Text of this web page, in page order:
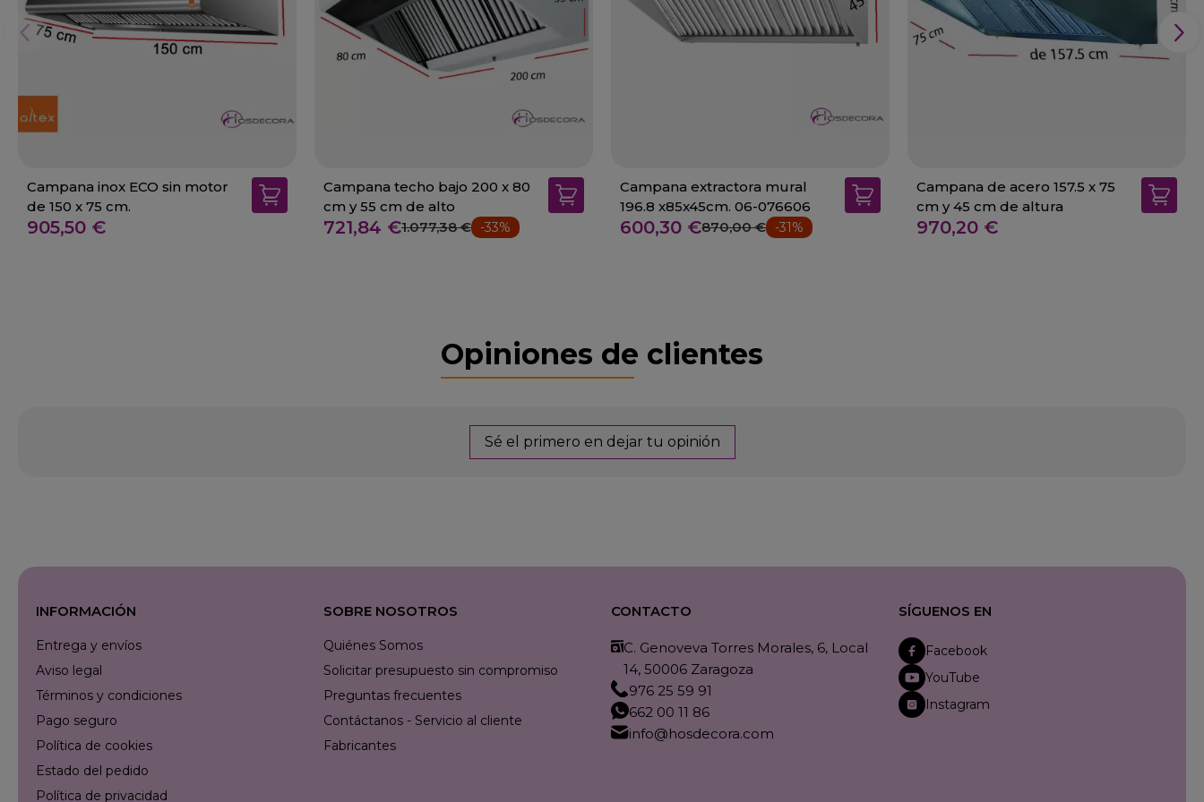
Campana inox ECO sin motor
de 150 x 75 cm.
905,50 €
Campana techo bajo 200 x 80
cm y 55 cm de alto
721,84 €1.077,38 € -33%
Campana extractora mural
196.8 x85x45cm. 06-076606
600,30 €870,00 € -31%
Campana de acero 157.5 x 75
cm y 45 cm de altura
970,20 €
Opiniones de clientes
Sé el primero en dejar tu opinión
INFORMACIÓN
Entrega y envíos
Aviso legal
Términos y condiciones
Pago seguro
Política de cookies
Estado del pedido
Política de privacidad
SOBRE NOSOTROS
Quiénes Somos
Solicitar presupuesto sin compromiso
Preguntas frecuentes
Contáctanos - Servicio al cliente
Fabricantes
CONTACTO
C. Genoveva Torres Morales, 6, Local
14, 50006 Zaragoza
976 25 59 91
662 00 11 86
info@hosdecora.com
SÍGUENOS EN
Facebook
YouTube
Instagram